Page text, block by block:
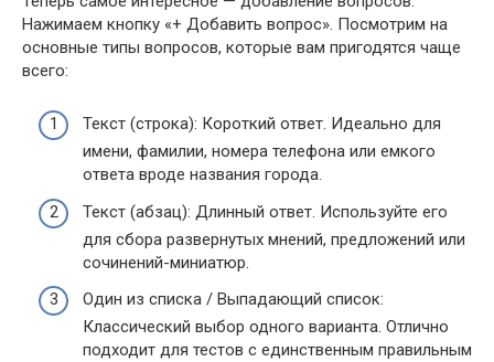
Нажимаем кнопку «+ Добавить вопрос». Посмотрим на
основные типы вопросов, которые вам пригодятся чаще
всего:
Текст (строка): Короткий ответ. Идеально для
имени, фамилии, номера телефона или емкого
ответа вроде названия города.
Текст (абзац): Длинный ответ. Используйте его
для сбора развернутых мнений, предложений или
сочинений-миниатюр.
Один из списка / Выпадающий список:
Классический выбор одного варианта. Отлично
подходит для тестов с единственным правильным